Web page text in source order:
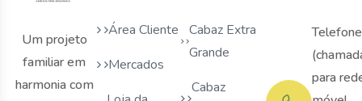
Um projeto
familiar em
harmonia com
Área Cliente
Mercados
Cabaz Extra
Grande
Cabaz
Telefone
para